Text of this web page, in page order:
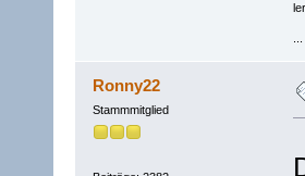
Ronny22
Stammmitglied